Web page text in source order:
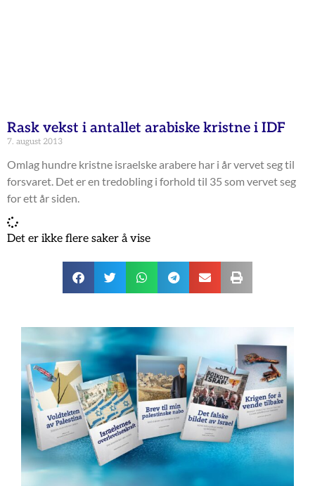
Rask vekst i antallet arabiske kristne i IDF
7. august 2013
Omlag hundre kristne israelske arabere har i år vervet seg til
forsvaret. Det er en tredobling i forhold til 35 som vervet seg
for ett år siden.
Det er ikke flere saker å vise